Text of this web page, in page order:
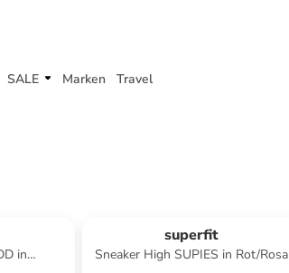
SALE Marken Travel
in
superfit
Sneaker High SUPIES in Rot/Rosa